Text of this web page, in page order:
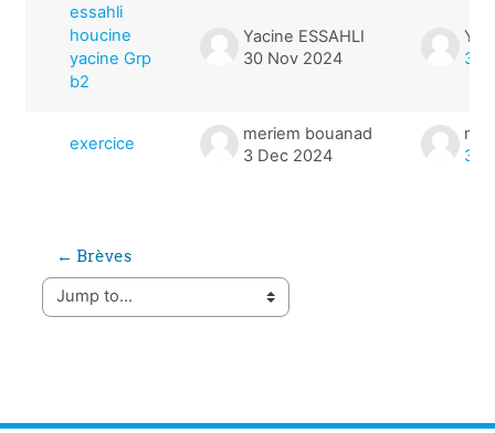
essahli
houcine
yacine Grp
b2
Yacine ESSAHLI
30 Nov 2024
30
exercice
meriem bouanad
3 Dec 2024
3
← Brèves
Jump to...